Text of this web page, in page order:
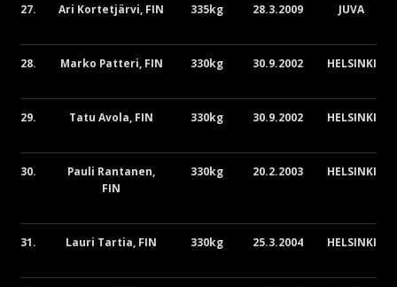
27. Ari Kortetjärvi, FIN 335kg 28.3.2009 JUVA
28. Marko Patteri, FIN 330kg 30.9.2002 HELSINKI
29. Tatu Avola, FIN 330kg 30.9.2002 HELSINKI
30.
Pauli Rantanen,
FIN
330kg 20.2.2003 HELSINKI
31. Lauri Tartia, FIN 330kg 25.3.2004 HELSINKI